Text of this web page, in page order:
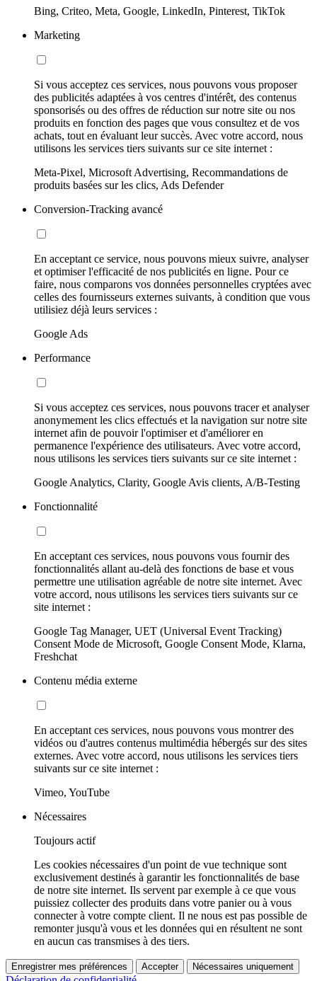
Bing, Criteo, Meta, Google, LinkedIn, Pinterest, TikTok
Marketing
Si vous acceptez ces services, nous pouvons vous proposer
des publicités adaptées à vos centres d'intérêt, des contenus
sponsorisés ou des offres de réduction sur notre site ou nos
produits en fonction des pages que vous consultez et de vos
achats, tout en évaluant leur succès. Avec votre accord, nous
utilisons les services tiers suivants sur ce site internet :
Meta-Pixel, Microsoft Advertising, Recommandations de
produits basées sur les clics, Ads Defender
Conversion-Tracking avancé
En acceptant ce service, nous pouvons mieux suivre, analyser
et optimiser l'efficacité de nos publicités en ligne. Pour ce
faire, nous comparons vos données personnelles cryptées avec
celles des fournisseurs externes suivants, à condition que vous
utilisiez déjà leurs services :
Google Ads
Performance
Si vous acceptez ces services, nous pouvons tracer et analyser
anonymement les clics effectués et la navigation sur notre site
internet afin de pouvoir l'optimiser et d'améliorer en
permanence l'expérience des utilisateurs. Avec votre accord,
nous utilisons les services tiers suivants sur ce site internet :
Google Analytics, Clarity, Google Avis clients, A/B-Testing
Fonctionnalité
En acceptant ces services, nous pouvons vous fournir des
fonctionnalités allant au-delà des fonctions de base et vous
permettre une utilisation agréable de notre site internet. Avec
votre accord, nous utilisons les services tiers suivants sur ce
site internet :
Google Tag Manager, UET (Universal Event Tracking)
Consent Mode de Microsoft, Google Consent Mode, Klarna,
Freshchat
Contenu média externe
En acceptant ces services, nous pouvons vous montrer des
vidéos ou d'autres contenus multimédia hébergés sur des sites
externes. Avec votre accord, nous utilisons les services tiers
suivants sur ce site internet :
Vimeo, YouTube
Nécessaires
Toujours actif
Les cookies nécessaires d'un point de vue technique sont
exclusivement destinés à garantir les fonctionnalités de base
de notre site internet. Ils servent par exemple à ce que vous
puissiez collecter des produits dans votre panier ou à vous
connecter à votre compte client. Il ne nous est pas possible de
remonter jusqu'à vous et les données qui en résultent ne sont
en aucun cas transmises à des tiers.
Enregistrer mes préférences Accepter Nécessaires uniquement